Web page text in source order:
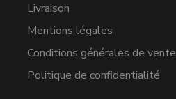
Livraison
Mentions légales
Conditions générales de vente
Politique de confidentialité